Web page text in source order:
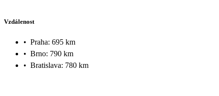
Vzdálenost
• Praha: 695 km
• Brno: 790 km
• Bratislava: 780 km